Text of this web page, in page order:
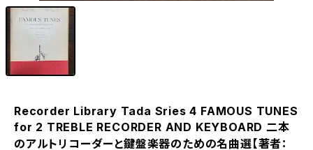
Recorder Library Tada Sries 4 FAMOUS TUNES
for 2 TREBLE RECORDER AND KEYBOARD 二本
のアルトリコーダーと鍵盤楽器のための名曲選【著者：